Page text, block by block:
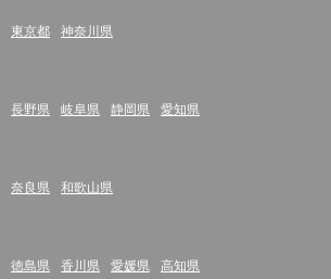
東京都 神奈川県
長野県 岐阜県 静岡県 愛知県
奈良県 和歌山県
徳島県 香川県 愛媛県 高知県